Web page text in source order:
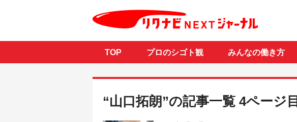
TOP プロのシゴト観 みんなの働き方
“山口拓朗”の記事一覧 4ページ目